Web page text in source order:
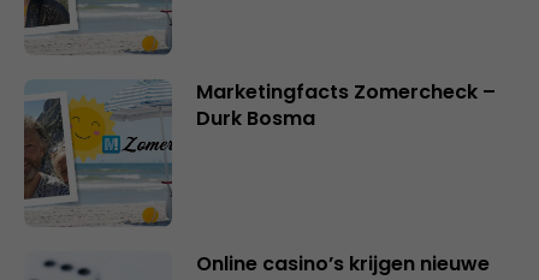
Marketingfacts Zomercheck –
Durk Bosma
Online casino’s krijgen nieuwe